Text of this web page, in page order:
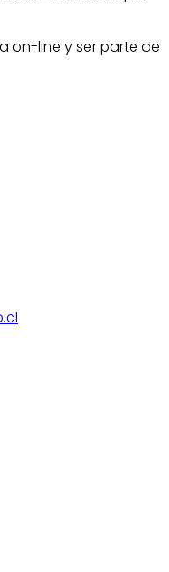
on-line y ser parte de